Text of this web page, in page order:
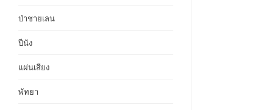
ป่าชายเลน
ปีนัง
แผ่นเสียง
พัทยา